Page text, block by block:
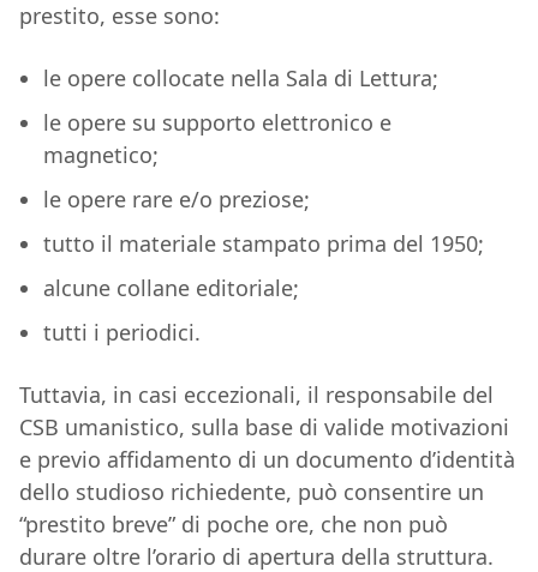
prestito, esse sono:
le opere collocate nella Sala di Lettura;
le opere su supporto elettronico e
magnetico;
le opere rare e/o preziose;
tutto il materiale stampato prima del 1950;
alcune collane editoriale;
tutti i periodici.
Tuttavia, in casi eccezionali, il responsabile del
CSB umanistico, sulla base di valide motivazioni
e previo affidamento di un documento d’identità
dello studioso richiedente, può consentire un
“prestito breve” di poche ore, che non può
durare oltre l’orario di apertura della struttura.